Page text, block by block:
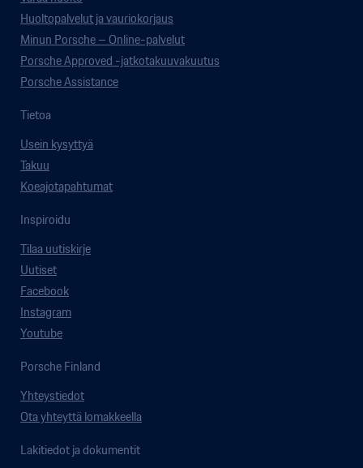
Huoltopalvelut ja vauriokorjaus
Minun Porsche – Online-palvelut
Porsche Approved -jatkotakuuvakuutus
Porsche Assistance
Tietoa
Usein kysyttyä
Takuu
Koeajotapahtumat
Inspiroidu
Tilaa uutiskirje
Uutiset
Facebook
Instagram
Youtube
Porsche Finland
Yhteystiedot
Ota yhteyttä lomakkeella
Lakitiedot ja dokumentit